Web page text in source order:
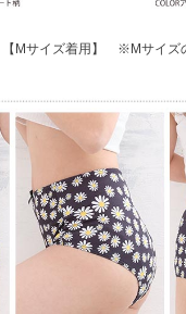
Mサイズ着用】 ※Mサイズ